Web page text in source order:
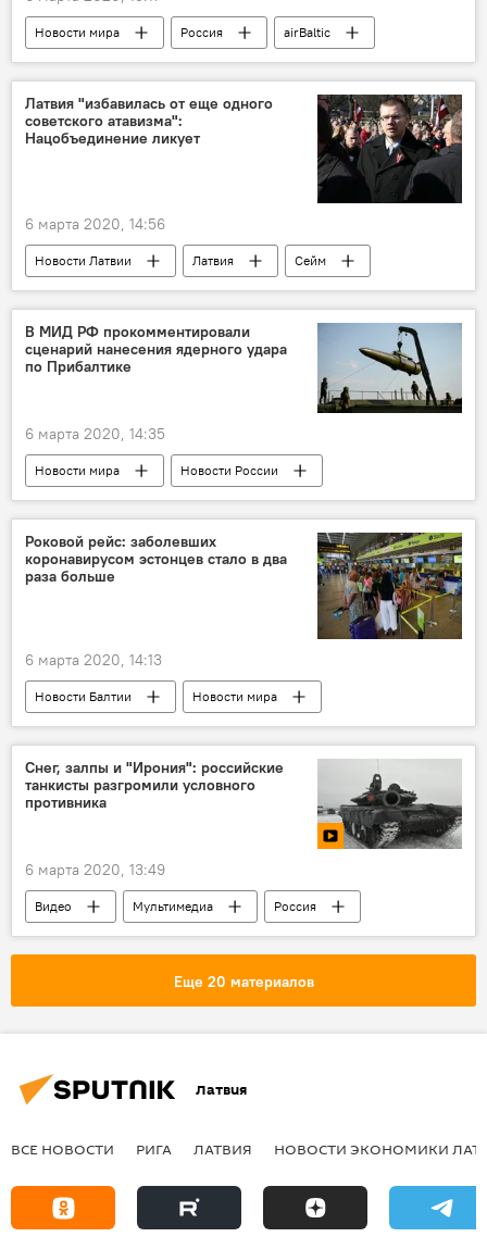
Новости мира Россия airBaltic
Латвия "избавилась от еще одного
советского атавизма":
Нацобъединение ликует
6 марта 2020, 14:56
Новости Латвии Латвия
Сейм
Национальное объединение
Янис Иесалниекс
В МИД РФ прокомментировали
сценарий нанесения ядерного удара
по Прибалтике
6 марта 2020, 14:35
Новости мира
Новости России
Россия
МИД РФ
Сергей Рябков
ядерный удар
Роковой рейс: заболевших
коронавирусом эстонцев стало в два
раза больше
6 марта 2020, 14:13
Новости Балтии
Новости мира
Эстония
Италия коронавирус
Снег, залпы и "Ирония": российские
танкисты разгромили условного
противника
6 марта 2020, 13:49
Видео Мультимедиа
Россия
танки
Еще 20 материалов
Латвия
ВСЕ НОВОСТИ РИГА ЛАТВИЯ НОВОСТИ ЭКОНОМИКИ